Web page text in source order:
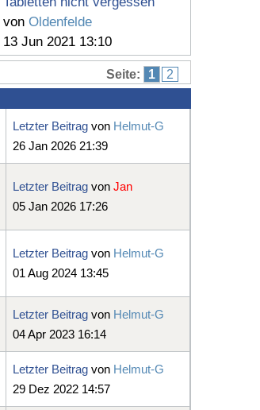
von Oldenfelde
13 Jun 2021 13:10
Seite: 1
2
Letzter Beitrag von Helmut-G
26 Jan 2026 21:39
Letzter Beitrag von Jan
05 Jan 2026 17:26
Letzter Beitrag von Helmut-G
01 Aug 2024 13:45
Letzter Beitrag von Helmut-G
04 Apr 2023 16:14
Letzter Beitrag von Helmut-G
29 Dez 2022 14:57